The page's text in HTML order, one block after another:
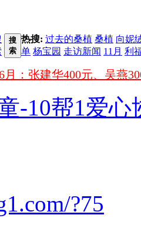
搜
索
热搜: 过去的桑植 桑植 向妮
单 杨宝园 走访新闻 11月 利
动态
-10帮1爱心
?75